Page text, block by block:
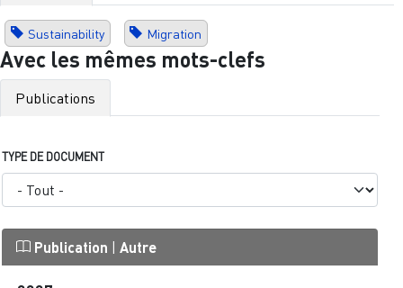
Sustainability Migration
Avec les mêmes mots-clefs
Publications
TYPE DE DOCUMENT
Publication | Autre